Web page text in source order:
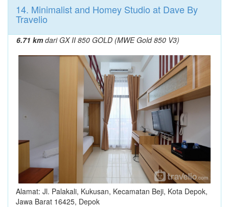
14. Minimalist and Homey Studio at Dave By
Travelio
6.71 kmdari GX II 850 GOLD (MWE Gold 850 V3)
Alamat: Jl. Palakali, Kukusan, Kecamatan Beji, Kota Depok,
Jawa Barat 16425, Depok